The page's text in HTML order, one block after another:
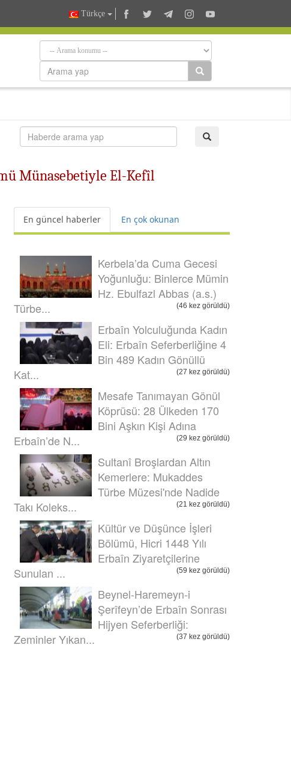
Türkçe
Münasebetiyle El-Kefîl
En güncel haberler En çok okunan
Kerbela’da Cuma Gecesi
Yoğunluğu: Binlerce Mümin
Hz. Ebulfazl Abbas (a.s.)
Türbe...
(46 kez görüldü)
Erbaîn Yolculuğunda Kadın
Eli: Erbaîn Seferberliğine 4
Bin 489 Kadın Gönüllü
Kat...
(27 kez görüldü)
Mesafe Tanımayan Gönül
Köprüsü: 28 Ülkeden 170
Bini Aşkın Kişi Adına
Erbaîn’de N...
(29 kez görüldü)
Sultanî Broşlardan Altın
Kemerlere: Mukaddes
Türbe Müzesi'nde Nadide
Takı Koleks...
(21 kez görüldü)
Kültür ve Düşünce İşleri
Bölümü, Hicri 1448 Yılı
Erbaîn Ziyaretçilerine
Sunulan ...
(59 kez görüldü)
Beynel-Haremeyn-i
Şerîfeyn’de Erbaîn Sonrası
Hijyen Seferberliği:
Zeminler Yıkan...
(37 kez görüldü)